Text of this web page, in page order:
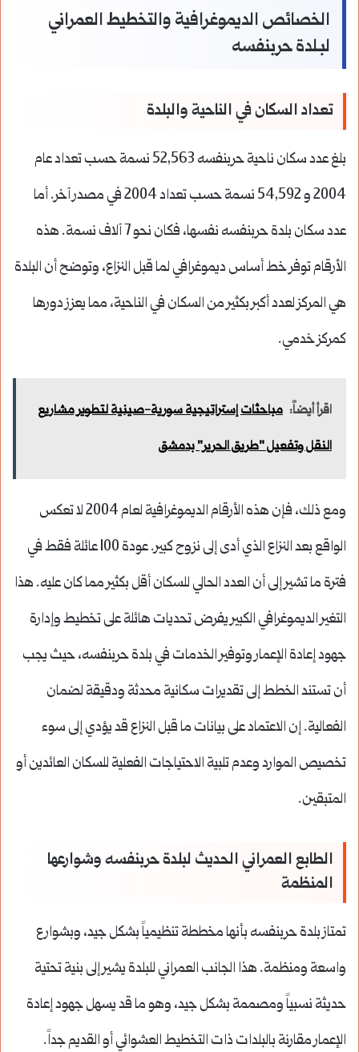
الخصائص الديموغرافية والتخطيط العمراني
لبـلدة حربنفسه
تعداد السكان في الناحية والبلدة
بلغ عدد سكان ناحية حربنفسه 52,563 نسمة حسب تعداد عام
2004و 54,592 نسمة حسب تعداد 2004 في مصدر آخر.
أما
عدد سكان بلدة حربنفسه نفسها، فكان نحو 7 آلاف نسمة.
هذه
الأرقام توفر خط أساس ديموغرافي لما قبل النزاع، وتوضح أن البلدة
هي المركز لعدد أكبر بكثير من السكان في الناحية، مما يعزز دورها
كمركز خدمي.
اقرأ أيضاً: مباحثات إستراتيجية سورية-صينية لتطوير مشاريع
النقل وتفعيل "طريق الحرير" بدمشق
ومع ذلك، فإن هذه الأرقام الديموغرافية لعام 2004 لا تعكس
الواقع بعد النزاع الذي أدى إلى نزوح كبير.
عودة 100 عائلة فقط في
فترة ماتشير إلى أن العدد الحالي للسكان أقل بكثير مما كان عليه. هذا
التغير الديموغرافي الكبير يفرض تحديات هائلة على تخطيط وإدارة
جهود إعادة الإعمار وتوفير الخدمات في بلدة حربنفسه، حيث يجب
أن تستند الخطط إلى تقديرات سكانية محدثة ودقيقة لضمان
الفعالية. إن الاعتماد على بيانات ما قبل النزاع قد يؤدي إلى سوء
تخصيص الموارد وعدم تلبية الاحتياجات الفعلية للسكان العائدين أو
المتبقين.
الطابع العمراني الحديث لبلدة حربنفسه وشوارعها
المنظمة
تمتاز بلدة حربنفسه بأنها مخططة تنظيمياً بشكل جيد، وبشوارع
واسعة ومنظمة. هذا الجانب العمراني للبلدة يشير إلى بنية تحتية
حديثة نسبياً ومصممة بشكل جيد، وهو ما قد يسهل جهود إعادة
الإعمار مقارنة بالبلدات ذات التخطيط العشوائي أو القديم جداً.